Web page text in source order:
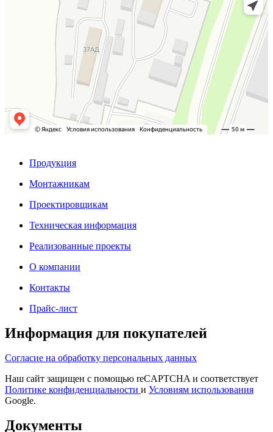
Продукция
Монтажникам
Проектировщикам
Техническая информация
Реализованные проекты
О компании
Контакты
Прайс-лист
Информация для покупателей
Согласие на обработку персональных данных
Наш сайт защищен с помощью reCAPTCHA и соответствует
Политике конфиденциальности и Условиям использования
Google.
Документы